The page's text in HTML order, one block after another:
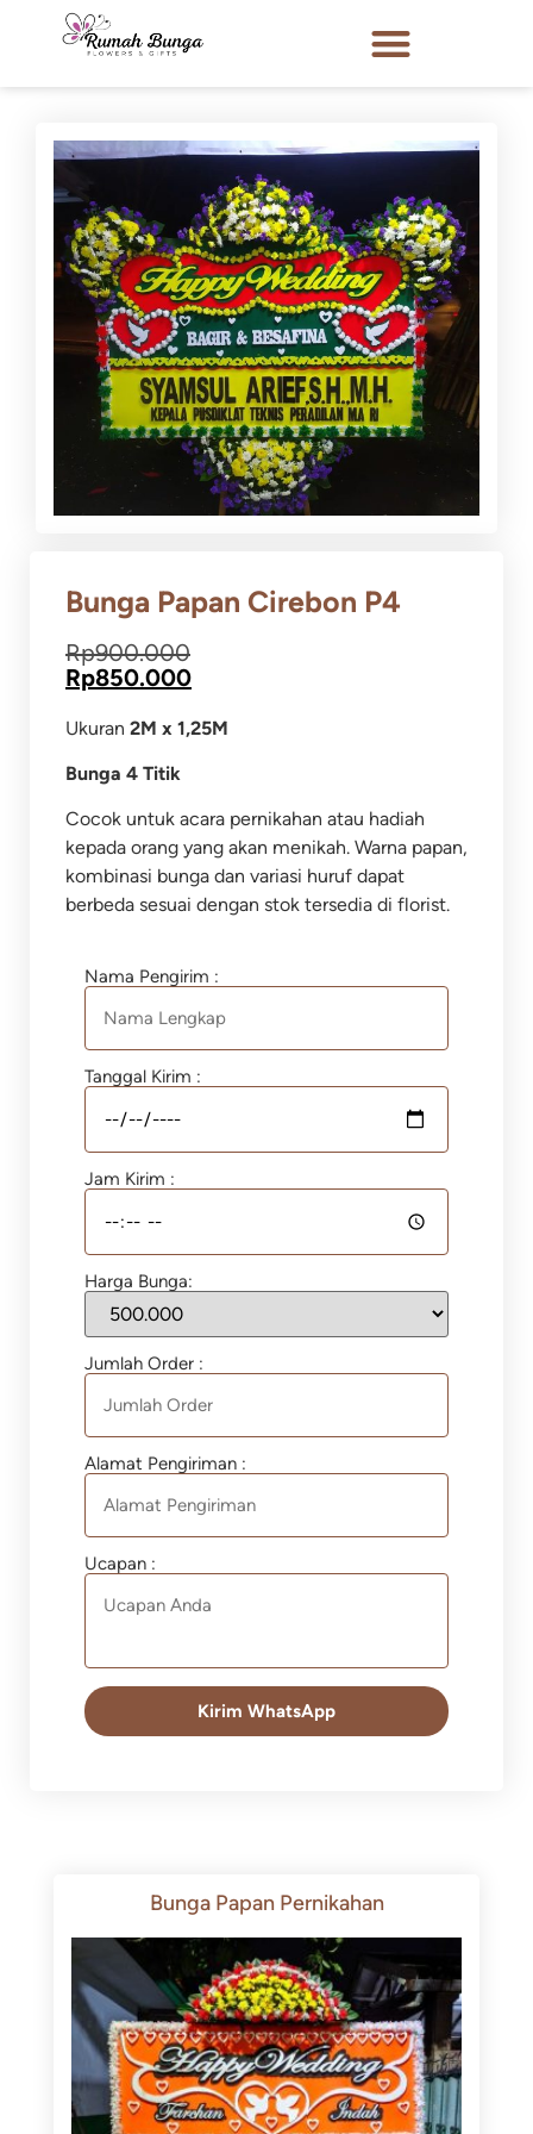
Bunga Papan Cirebon P4
Rp900.000
Rp850.000
Ukuran 2M x 1,25M
Bunga 4 Titik
Cocok untuk acara pernikahan atau hadiah
kepada orang yang akan menikah. Warna papan,
kombinasi bunga dan variasi huruf dapat
berbeda sesuai dengan stok tersedia di florist.
Nama Pengirim :
Tanggal Kirim :
Jam Kirim :
Harga Bunga:
Jumlah Order :
Alamat Pengiriman :
Ucapan :
Kirim WhatsApp
Bunga Papan Pernikahan